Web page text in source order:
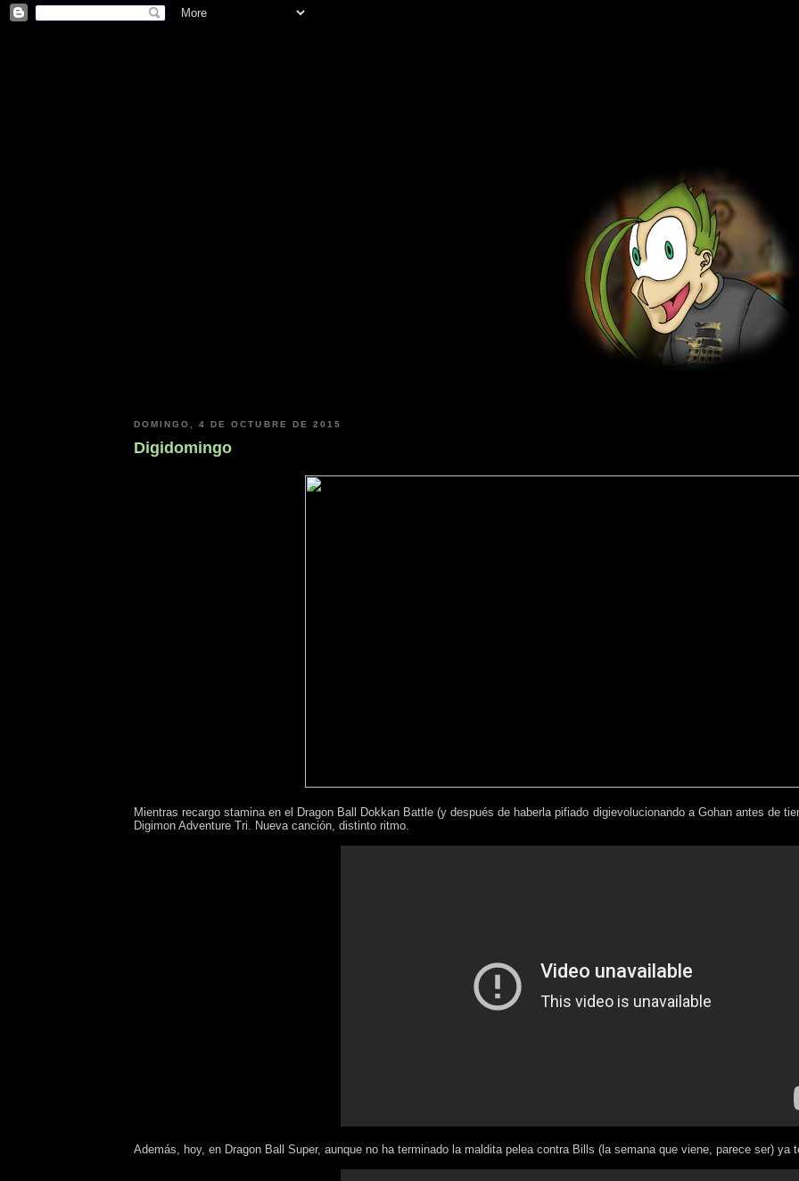
DOMINGO, 4 DE OCTUBRE DE 2015
Digidomingo
Mientras recargo stamina en el Dragon Ball Dokkan Battle (y después de haberla pifiado digievolucionando a Gohan antes de
Digimon Adventure Tri. Nueva canción, distinto ritmo.
Además, hoy, en Dragon Ball Super, aunque no ha terminado la maldita pelea contra Bills (la semana que viene, parece ser)